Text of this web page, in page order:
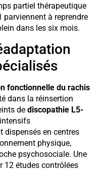
partiel thérapeutique
parviennent à reprendre
dans les six mois.
fonctionnelle du rachis
dans la réinsertion
de discopathie L5-
dispensés en centres
physique,
psychosociale. Une
12 études contrôlées